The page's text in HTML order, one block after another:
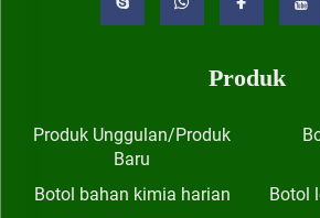
Produk
Produk Unggulan/Produk
Baru
Botol bahan kimia harian
Botol